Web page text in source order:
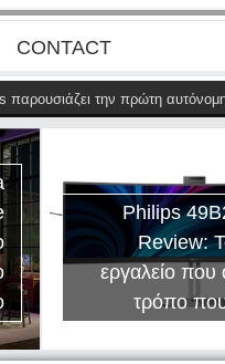
CONTACT
την πρώτη αυτόνομη dual-
Philips
Review:
εργαλείο που
τρόπο